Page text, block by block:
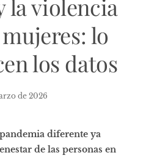
la violencia
lo
los datos
de 2026
diferente ya
de las personas en